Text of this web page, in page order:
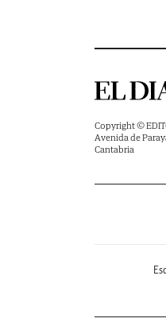
Copyright ©
Avenida de
Cantabria